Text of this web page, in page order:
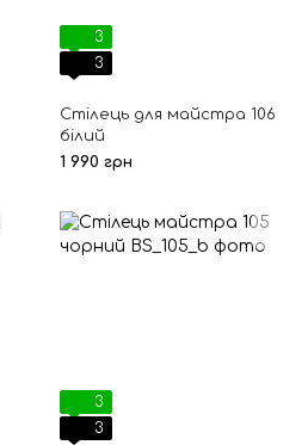
3
3
Стілець для майстра 106
білий
1 990 грн
3
3